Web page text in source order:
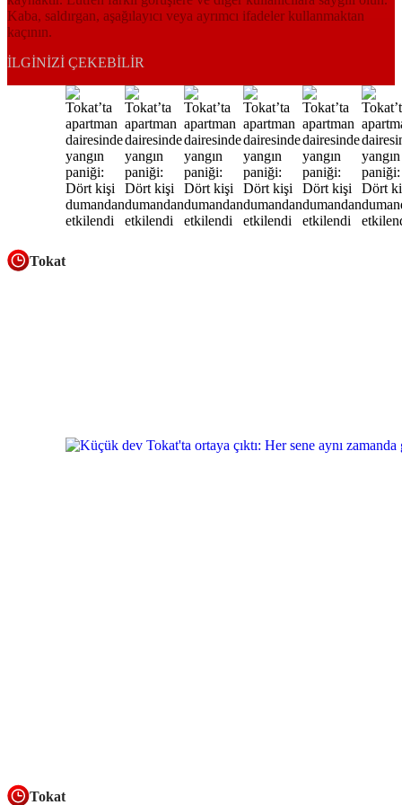
Kaba, saldırgan, aşağılayıcı veya ayrımcı ifadeler kullanmaktan
kaçının.
İLGINIZI ÇEKEBILIR
Tokat
Tokat